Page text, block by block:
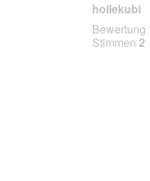
hollekubi
Bewertung
Stimmen 2